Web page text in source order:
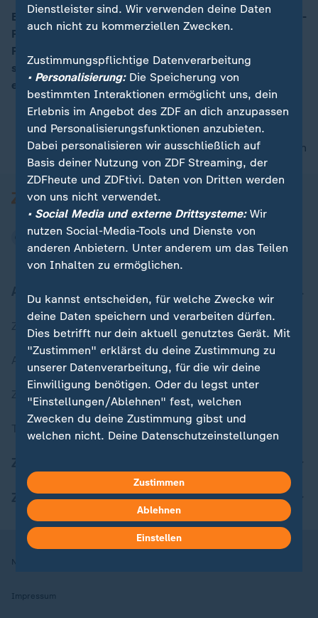
Bei einer Rede auf dem Nato-Gipfel verspricht sich US-
Präsident Biden und nennt den ukrainischen
Präsidenten Selenskyj "Putin". Selenskyj reagiert sehr
schlagfertig: "I am better". Hier die Szene im
englischen Original.
nach oben
Aktuell bei ZDFheute
Zuletzt veröffentlicht
Aktuelle Sendungs-Videos
ZDFheute Stories
Themen im Überblick
ZDFheute Apps
Nutzungsbedingungen
Impressum
Dienstleister sind. Wir verwenden deine Daten
auch nicht zu kommerziellen Zwecken.
Zustimmungspflichtige Datenverarbeitung
• Personalisierung:Die Speicherung von
bestimmten Interaktionen ermöglicht uns, dein
Erlebnis im Angebot des ZDF an dich anzupassen
und Personalisierungsfunktionen anzubieten.
Dabei personalisieren wir ausschließlich auf
Basis deiner Nutzung von ZDF Streaming, der
ZDFheute und ZDFtivi. Daten von Dritten werden
von uns nicht verwendet.
• Social Media und externe Drittsysteme:Wir
nutzen Social-Media-Tools und Dienste von
anderen Anbietern. Unter anderem um das Teilen
von Inhalten zu ermöglichen.
Du kannst entscheiden, für welche Zwecke wir
deine Daten speichern und verarbeiten dürfen.
Dies betrifft nur dein aktuell genutztes Gerät. Mit
"Zustimmen" erklärst du deine Zustimmung zu
unserer Datenverarbeitung, für die wir deine
Einwilligung benötigen. Oder du legst unter
"Einstellungen/Ablehnen" fest, welchen
Zwecken du deine Zustimmung gibst und
welchen nicht. Deine Datenschutzeinstellungen
in deinen Einstellungen widerrufen oder ändern.
Hier findest du das Impressum.
Weitere Informationen findest du in unserer
Datenschutzerklärung.
Zustimmen
Ablehnen
Einstellen